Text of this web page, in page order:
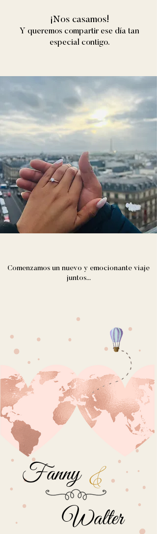
¡Nos casamos!
Y queremos compartir ese día tan
especial contigo.
Comenzamos un nuevo y emocionante viaje
juntos...
Fanny
Walter
&